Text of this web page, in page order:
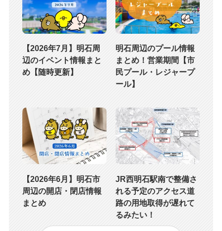
【2026年7月】明石周
辺のイベント情報まと
め【随時更新】
明石周辺のプール情報
まとめ！営業期間【市
民プール・レジャープ
ール】
【2026年6月】明石市
周辺の開店・閉店情報
まとめ
JR西明石駅南で整備さ
れる予定のアクセス道
路の用地取得が遅れて
るみたい！